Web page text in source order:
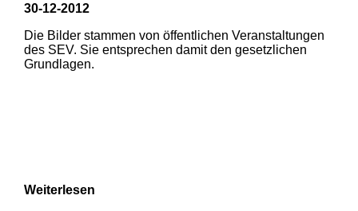
1 2 3
30-12-2012
Die Bilder stammen von öffentlichen Veranstaltungen
des SEV. Sie entsprechen damit den gesetzlichen
Grundlagen.
Weiterlesen